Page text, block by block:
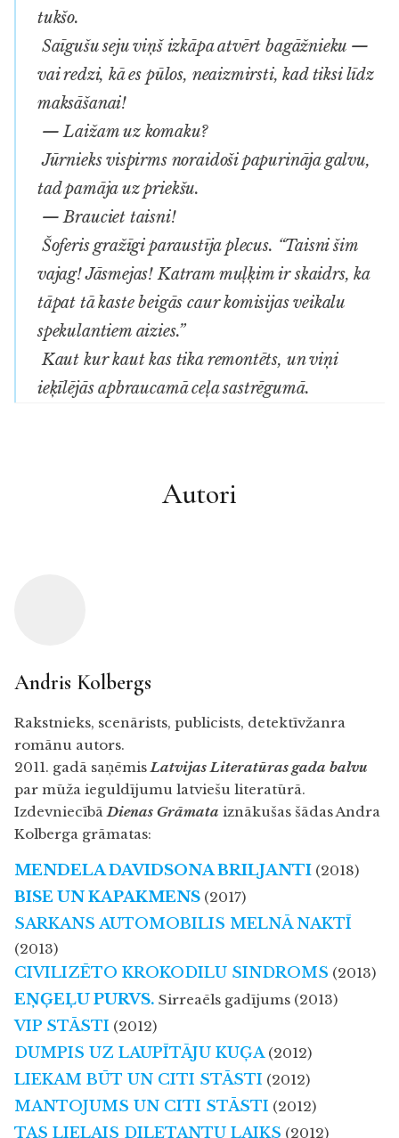
tukšo.
Saīgušu seju viņš izkāpa atvērt bagāžnieku —
vai redzi, kā es pūlos, neaizmirsti, kad tiksi līdz
maksāšanai!
— Laižam uz komaku?
Jūrnieks vispirms noraidoši papurināja galvu,
tad pamāja uz priekšu.
— Brauciet taisni!
Šoferis gražīgi paraustīja plecus. “Taisni šim
vajag! Jāsmejas! Katram muļķim ir skaidrs, ka
tāpat tā kaste beigās caur komisijas veikalu
spekulantiem aizies.”
Kaut kur kaut kas tika remontēts, un viņi
ieķīlējās apbraucamā ceļa sastrēgumā.
Autori
Andris Kolbergs
Rakstnieks, scenārists, publicists, detektīvžanra
romānu autors.
2011. gadā saņēmisLatvijas Literatūras gada balvu
par mūža ieguldījumu latviešu literatūrā.
IzdevniecībāDienas Grāmata iznākušas šādas Andra
Kolberga grāmatas:
MENDELA DAVIDSONA BRILJANTI (2018)
BISE UN KAPAKMENS (2017)
SARKANS AUTOMOBILIS MELNĀ NAKTĪ
(2013)
CIVILIZĒTO KROKODILU SINDROMS (2013)
EŅĢEĻU PURVS. Sirreaēls gadījums (2013)
VIP STĀSTI (2012)
DUMPIS UZ LAUPĪTĀJU KUĢA(2012)
LIEKAM BŪT UN CITI STĀSTI (2012)
MANTOJUMS UN CITI STĀSTI (2012)
TAS LIELAIS DILETANTU LAIKS (2012)